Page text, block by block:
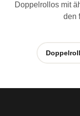
Doppelrollos mit
den